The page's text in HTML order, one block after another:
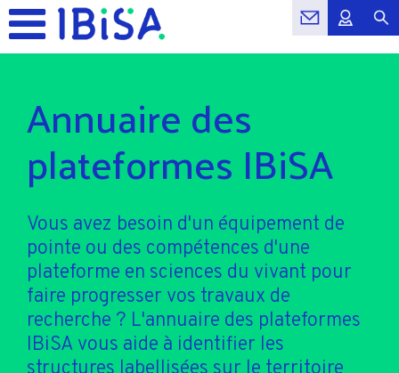
Annuaire des
plateformes IBiSA
Vous avez besoin d'un équipement de
pointe ou des compétences d'une
plateforme en sciences du vivant pour
faire progresser vos travaux de
recherche ? L'annuaire des plateformes
IBiSA vous aide à identifier les